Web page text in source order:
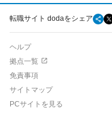
転職サイト dodaをシェア
ヘルプ
拠点一覧
免責事項
サイトマップ
PCサイトを見る